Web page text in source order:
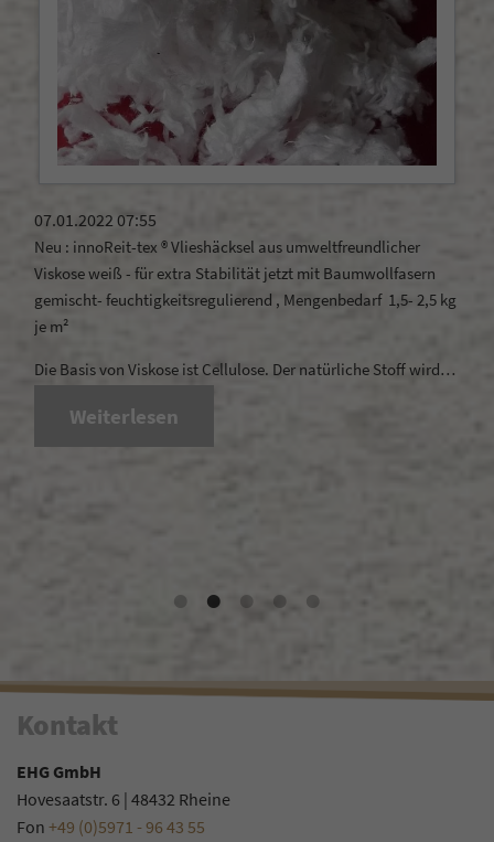
07.01.2022 07:55
Neu : innoReit-tex ® Vlieshäcksel aus umweltfreundlicher
Viskose weiß - für extra Stabilität jetzt mit Baumwollfasern
gemischt- feuchtigkeitsregulierend , Mengenbedarf 1,5- 2,5 kg
je m²
Die Basis von Viskose ist Cellulose. Der natürliche Stoff wird…
Weiterlesen
Kontakt
EHG GmbH
Hovesaatstr. 6 | 48432 Rheine
Fon +49 (0)5971 - 96 43 55